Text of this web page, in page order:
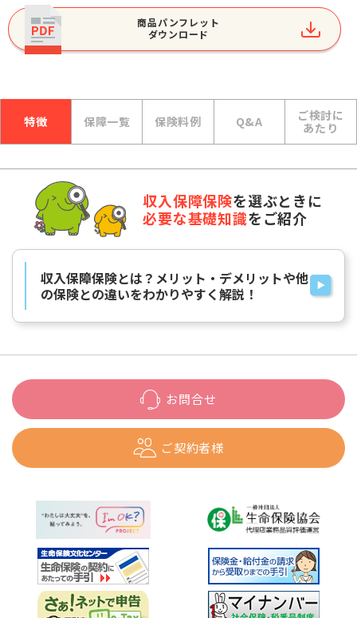
商品パンフレット
ダウンロード
特徴 保障一覧 保険料例 Q&A
ご検討に
あたり
収入保障保険を選ぶときに
必要な基礎知識をご紹介
収入保障保険とは？メリット・デメリットや他
の保険との違いをわかりやすく解説！
お問合せ
ご契約者様